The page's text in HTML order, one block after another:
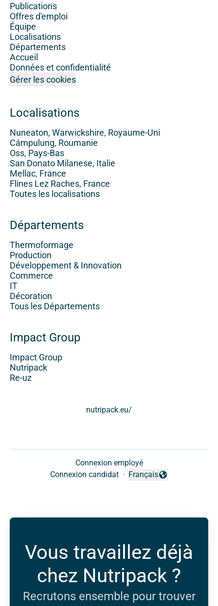
Publications
Offres d'emploi
Équipe
Localisations
Départements
Accueil
Données et confidentialité
Gérer les cookies
Localisations
Nuneaton, Warwickshire, Royaume-Uni
Câmpulung, Roumanie
Oss, Pays-Bas
San Donato Milanese, Italie
Mellac, France
Flines Lez Raches, France
Toutes les localisations
Départements
Thermoformage
Production
Développement & Innovation
Commerce
IT
Décoration
Tous les Départements
Impact Group
Impact Group
Nutripack
Re-uz
nutripack.eu/
Connexion employé
Connexion candidat ·
Changer la langue
Français
Vous travaillez déjà
chez Nutripack ?
Recrutons ensemble pour trouver